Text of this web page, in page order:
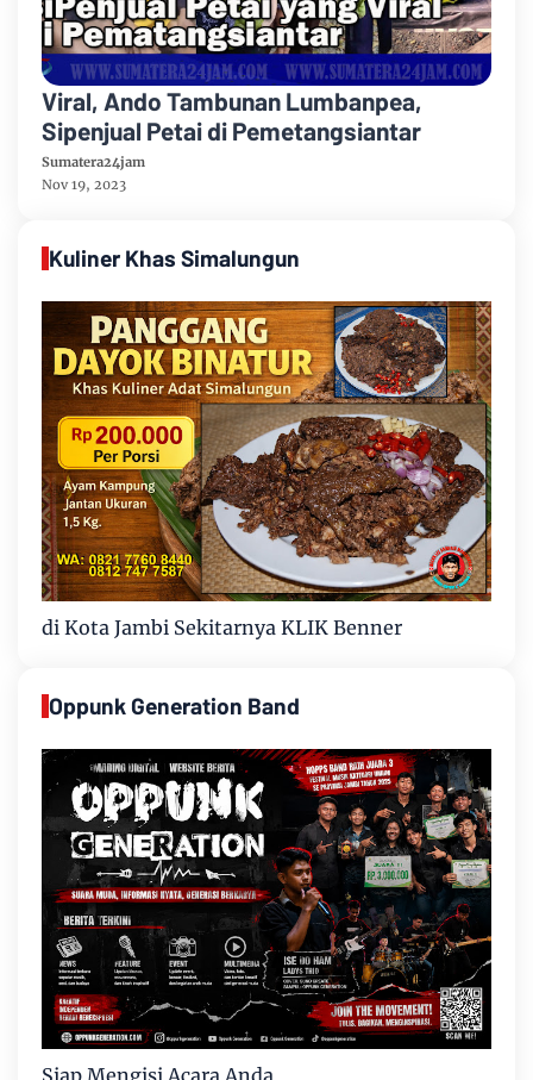
Viral, Ando Tambunan Lumbanpea,
Sipenjual Petai di Pemetangsiantar
Sumatera24jam
Nov 19, 2023
Kuliner Khas Simalungun
di Kota Jambi Sekitarnya KLIK Benner
Oppunk Generation Band